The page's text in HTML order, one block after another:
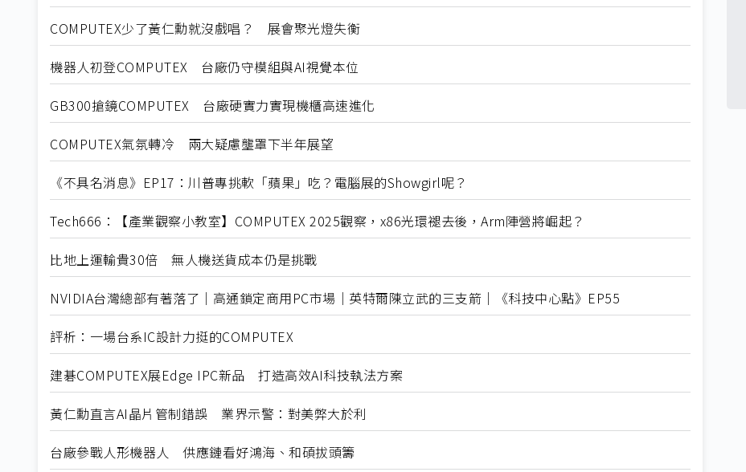
COMPUTEX少了黃仁勳就沒戲唱？ 展會聚光燈失衡
機器人初登COMPUTEX 台廠仍守模組與AI視覺本位
GB300搶鏡COMPUTEX 台廠硬實力實現機櫃高速進化
COMPUTEX氣氛轉冷 兩大疑慮壟罩下半年展望
《不具名消息》EP17：川普專挑軟「蘋果」吃？電腦展的Showgirl呢？
Tech666：【產業觀察小教室】COMPUTEX 2025觀察，x86光環褪去後，Arm陣營將崛起？
比地上運輸貴30倍 無人機送貨成本仍是挑戰
NVIDIA台灣總部有著落了｜高通鎖定商用PC市場｜英特爾陳立武的三支箭｜《科技中心點》EP55
評析：一場台系IC設計力挺的COMPUTEX
建碁COMPUTEX展Edge IPC新品 打造高效AI科技執法方案
黃仁勳直言AI晶片管制錯誤 業界示警：對美弊大於利
台廠參戰人形機器人 供應鏈看好鴻海、和碩拔頭籌